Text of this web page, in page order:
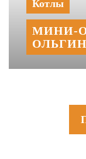
Котлы
МИНИ‑‏ОТЕЛЬ